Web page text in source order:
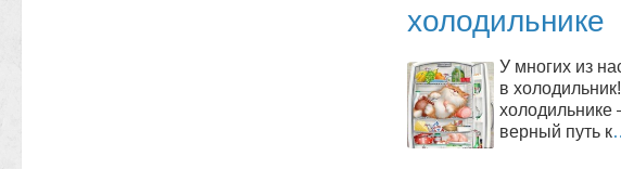
холодильнике
У многих из
в
холодильнике
верный путь к